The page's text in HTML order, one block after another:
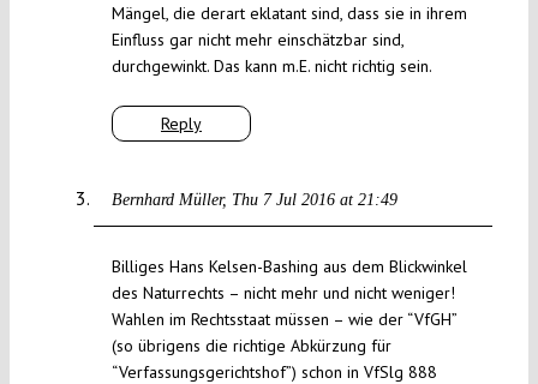
Reply
Mängel, die derart eklatant sind, dass sie in ihrem
Einfluss gar nicht mehr einschätzbar sind,
durchgewinkt. Das kann m.E. nicht richtig sein.
Bernhard Müller Thu 7 Jul 2016 at 21:49
Billiges Hans Kelsen-Bashing aus dem Blickwinkel
des Naturrechts – nicht mehr und nicht weniger!
Wahlen im Rechtsstaat müssen – wie der “VfGH”
(so übrigens die richtige Abkürzung für
“Verfassungsgerichtshof”) schon in VfSlg 888